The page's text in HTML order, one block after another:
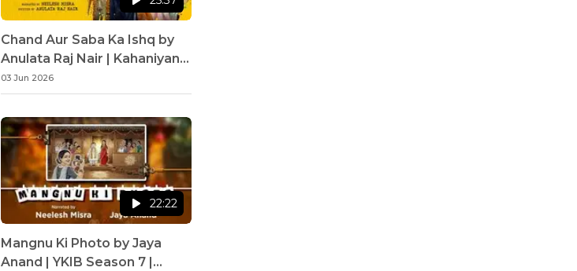
Chand Aur Saba Ka Ishq by
Anulata Raj Nair | Kahaniyan
Sunaata Hun | Neelesh Misra
03 Jun 2026
22:22
Mangnu Ki Photo by Jaya
Anand | YKIB Season 7 |